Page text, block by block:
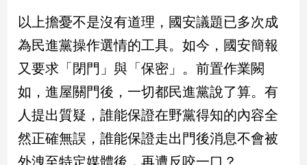
行/
尚
追
星
生
活
以上擔憂不是沒有道理，國安議題已多次成
為民進黨操作選情的工具。如今，國安簡報
又要求「閉門」與「保密」。前置作業闕
如，進屋關門後，一切都民進黨說了算。有
人提出質疑，誰能保證在野黨得知的內容全
然正確無誤，誰能保證走出門後消息不會被
外洩至特定媒體後，再遭反咬一口？